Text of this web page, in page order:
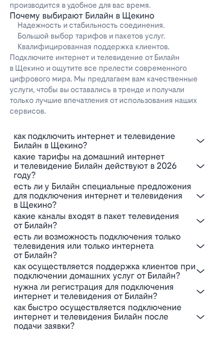
производится в удобное для вас время.
Почему выбирают Билайн в Щекино
Надежность и стабильность соединения.
Большой выбор тарифов и пакетов услуг.
Квалифицированная поддержка клиентов.
Подключите интернет и телевидение от Билайн
в Щекино и ощутите все прелести современного
цифрового мира. Мы предлагаем вам качественные
услуги, чтобы вы оставались в тренде и получали
только лучшие впечатления от использования наших
сервисов.
Как подключить интернет и телевидение
Билайн в Щекино?
Какие тарифы на домашний интернет
и телевидение Билайн действуют в 2026
году?
Есть ли у Билайн специальные предложения
для подключения интернет и телевидения
в Щекино?
Какие каналы входят в пакет телевидения
от Билайн?
Есть ли возможность подключения только
телевидения или только интернета
от Билайн?
Как осуществляется поддержка клиентов при
подключении домашних услуг от Билайн?
Нужна ли регистрация для подключения
интернет и телевидения от Билайн?
Как быстро осуществляется подключение
интернет и телевидения Билайн после
подачи заявки?